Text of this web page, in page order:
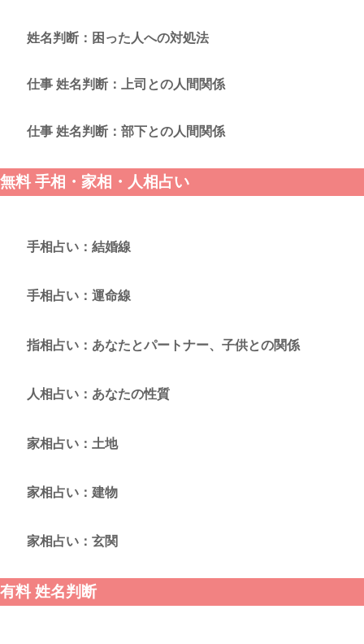
姓名判断：困った人への対処法
仕事 姓名判断：上司との人間関係
仕事 姓名判断：部下との人間関係
無料 手相・家相・人相占い
手相占い：結婚線
手相占い：運命線
指相占い：あなたとパートナー、子供との関係
人相占い：あなたの性質
家相占い：土地
家相占い：建物
家相占い：玄関
有料 姓名判断